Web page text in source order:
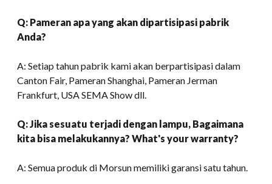
Q: Pameran apa yang akan dipartisipasi pabrik
Anda?
A: Setiap tahun pabrik kami akan berpartisipasi dalam
Canton Fair, Pameran Shanghai, Pameran Jerman
Frankfurt, USA SEMA Show dll.
Q: Jika sesuatu terjadi dengan lampu, Bagaimana
kita bisa melakukannya? What's your warranty?
A: Semua produk di Morsun memiliki garansi satu tahun.